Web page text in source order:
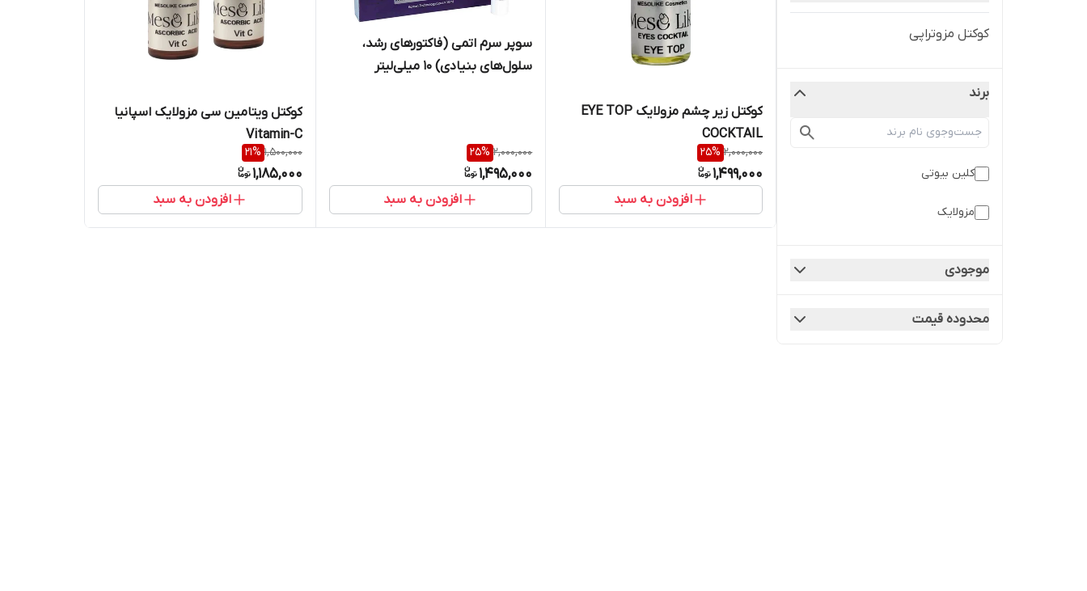
کوکتل مزوتراپی
برند
کلین بیوتی
مزولایک
موجودی
محدوده قیمت
کوکتل زیر چشم مزولایک EYE TOP
COCKTAIL
2,000,000
25%
1,499,000
افزودن به سبد
سوپر سرم اتمی (فاکتورهای رشد،
سلول‌های بنیادی) 10 میلی‌لیتر
2,000,000
25%
1,495,000
افزودن به سبد
کوکتل ویتامین سی مزولایک اسپانیا
Vitamin-C
1,500,000
21%
1,185,000
افزودن به سبد